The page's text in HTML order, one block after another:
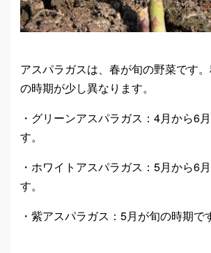
アスパラガスは、春が旬の野菜です
の時期が少し異なります。
・グリーンアスパラガス：4月から6
す。
・ホワイトアスパラガス：5月から6
す。
・紫アスパラガス：5月が旬の時期で